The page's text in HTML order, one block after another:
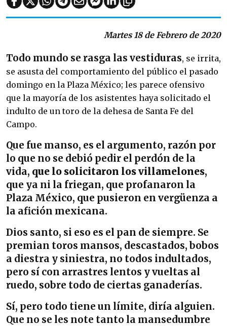
Martes 18 de Febrero de 2020
Todo mundo se rasga las vestiduras, se irrita,
se asusta del comportamiento del público el pasado
domingo en la Plaza México; les parece ofensivo
que la mayoría de los asistentes haya solicitado el
indulto de un toro de la dehesa de Santa Fe del
Campo.
Que fue manso, es el argumento, razón por
lo que no se debió pedir el perdón de la
vida, que lo solicitaron los villamelones,
que ya ni la friegan, que profanaron la
Plaza México, que pusieron en vergüenza a
la afición mexicana.
Dios santo, si eso es el pan de siempre. Se
premian toros mansos, descastados, bobos
a diestra y siniestra, no todos indultados,
pero sí con arrastres lentos y vueltas al
ruedo, sobre todo de ciertas ganaderías.
Sí, pero todo tiene un límite, diría alguien.
Que no se les note tanto la mansedumbre